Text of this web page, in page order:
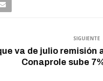
SIGUIENTE
va de julio remisión
Conaprole sube